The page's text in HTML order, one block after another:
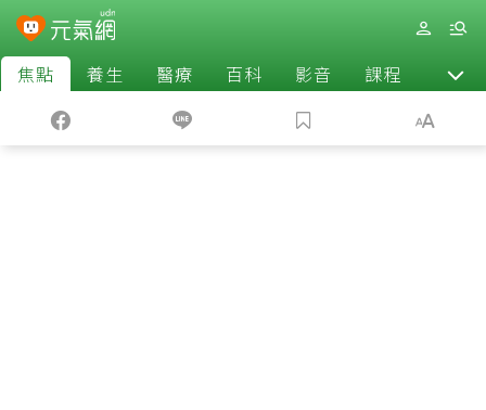
焦點 養生 醫療 百科 影音 課程 退休